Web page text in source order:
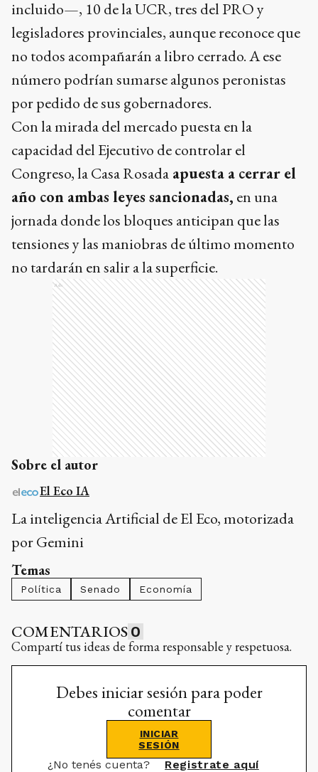
incluido—, 10 de la UCR, tres del PRO y
legisladores provinciales, aunque reconoce que
no todos acompañarán a libro cerrado. A ese
número podrían sumarse algunos peronistas
por pedido de sus gobernadores.
Con la mirada del mercado puesta en la
capacidad del Ejecutivo de controlar el
Congreso, la Casa Rosada apuesta a cerrar el
año con ambas leyes sancionadas, en una
jornada donde los bloques anticipan que las
tensiones y las maniobras de último momento
no tardarán en salir a la superficie.
Ads
Sobre el autor
El Eco IA
La inteligencia Artificial de El Eco, motorizada
por Gemini
Temas
Política Senado Economía
COMENTARIOS 0
Compartí tus ideas de forma responsable y respetuosa.
Debes iniciar sesión para poder
comentar
INICIAR
SESIÓN
¿No tenés cuenta? Registrate aquí